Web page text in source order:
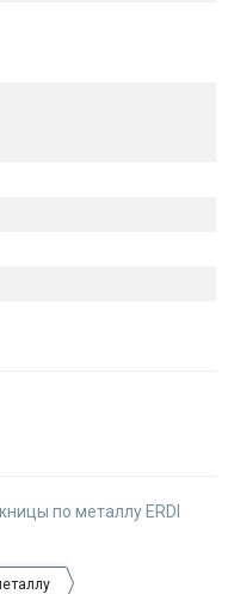
по металлу ERDI